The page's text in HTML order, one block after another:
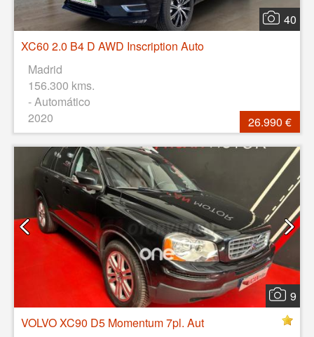
40
XC60 2.0 B4 D AWD Inscription Auto
Madrid
156.300 kms.
- Automático
2020
26.990 €
9
VOLVO XC90 D5 Momentum 7pl. Aut